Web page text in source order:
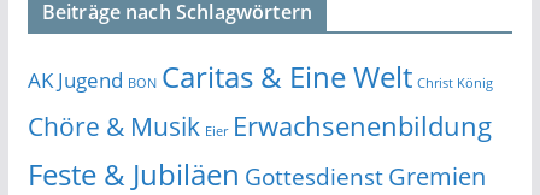
Beiträge nach Schlagwörtern
AK Jugend BON Caritas & Eine Welt Christ König
Chöre & Musik Eier Erwachsenenbildung
Feste & Jubiläen GottesdienstGremien